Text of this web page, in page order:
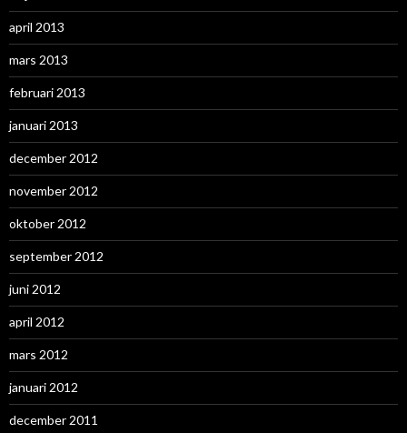
april 2013
mars 2013
februari 2013
januari 2013
december 2012
november 2012
oktober 2012
september 2012
juni 2012
april 2012
mars 2012
januari 2012
december 2011